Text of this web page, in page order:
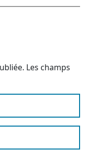
Les champs